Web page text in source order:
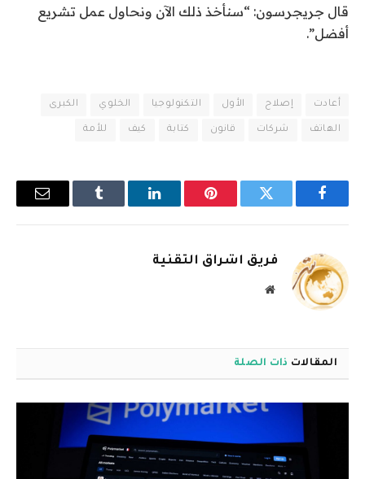
قال جريجرسون: “سنأخذ ذلك الآن ونحاول عمل تشريع
أفضل”.
أعادت إصلاح الأول التكنولوجيا الخلوي الكبرى
الهاتف شركات قانون كتابة كيف للأمة
فيسبوك تويتر بينتيريستلينكدإن Tumblr
البريد
فريق اشراق التقنية
موقع
المقالات ذات الصلة